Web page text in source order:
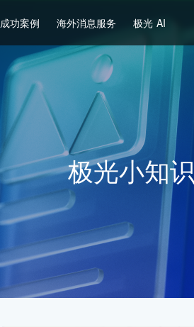
成功案例 海外消息服务 极光 AI
极光小知识